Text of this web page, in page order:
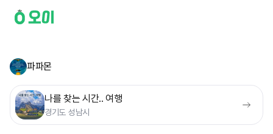
파파몬
나를 찾는 시간.. 여행
경기도 성남시